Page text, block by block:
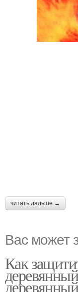
читать дальше →
Вас может
Как